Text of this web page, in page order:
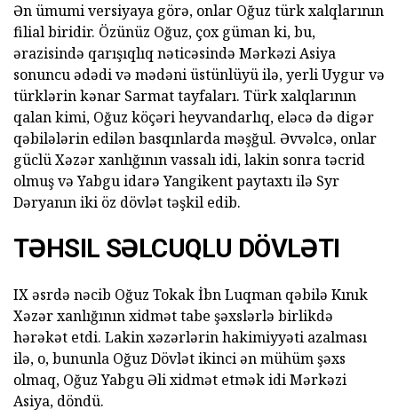
Ən ümumi versiyaya görə, onlar Oğuz türk xalqlarının
filial biridir. Özünüz Oğuz, çox güman ki, bu,
ərazisində qarışıqlıq nəticəsində Mərkəzi Asiya
sonuncu ədədi və mədəni üstünlüyü ilə, yerli Uygur və
türklərin kənar Sarmat tayfaları. Türk xalqlarının
qalan kimi, Oğuz köçəri heyvandarlıq, eləcə də digər
qəbilələrin edilən basqınlarda məşğul. Əvvəlcə, onlar
güclü Xəzər xanlığının vassalı idi, lakin sonra təcrid
olmuş və Yabgu idarə Yangikent paytaxtı ilə Syr
Dəryanın iki öz dövlət təşkil edib.
TƏHSIL SƏLCUQLU DÖVLƏTI
IX əsrdə nəcib Oğuz Tokak İbn Luqman qəbilə Kınık
Xəzər xanlığının xidmət tabe şəxslərlə birlikdə
hərəkət etdi. Lakin xəzərlərin hakimiyyəti azalması
ilə, o, bununla Oğuz Dövlət ikinci ən mühüm şəxs
olmaq, Oğuz Yabgu Əli xidmət etmək idi Mərkəzi
Asiya, döndü.